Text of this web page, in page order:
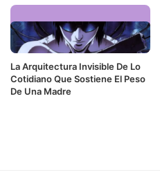
La Arquitectura Invisible De Lo
Cotidiano Que Sostiene El Peso
De Una Madre